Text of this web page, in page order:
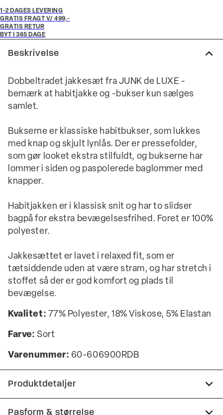
1-2 DAGES LEVERING
GRATIS FRAGT V/ 499,-
GRATIS RETUR
BYT I 365 DAGE
Beskrivelse
Dobbeltradet jakkesæt fra JUNK de LUXE -
bemærk at habitjakke og -bukser kun sælges
samlet.
Bukserne er klassiske habitbukser, som lukkes
med knap og skjult lynlås. Der er pressefolder,
som gør looket ekstra stilfuldt, og bukserne har
lommer i siden og paspolerede baglommer med
knapper.
Habitjakken er i klassisk snit og har to slidser
bagpå for ekstra bevægelsesfrihed. Foret er 100%
polyester.
Jakkesættet er lavet i relaxed fit, som er
tætsiddende uden at være stram, og har stretch i
stoffet så der er god komfort og plads til
bevægelse.
Kvalitet: 77% Polyester, 18% Viskose, 5% Elastan
Farve: Sort
Varenummer: 60-606900RDB
Produktdetaljer
Der er to lommer på siden af bukserne.
Pasform & størrelse